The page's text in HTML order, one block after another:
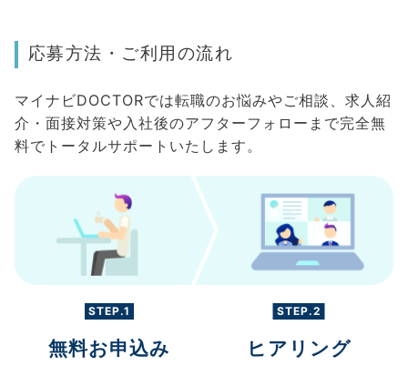
応募方法・ご利用の流れ
マイナビDOCTORでは転職のお悩みやご相談、求人紹
介・面接対策や入社後のアフターフォローまで完全無
料でトータルサポートいたします。
STEP.1
無料お申込み
STEP.2
ヒアリング